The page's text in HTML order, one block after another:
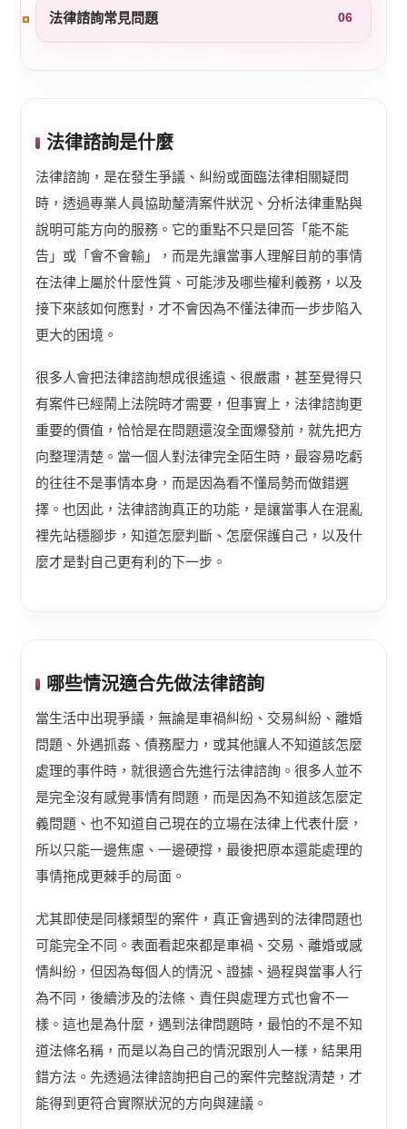
法律諮詢常見問題 06
法律諮詢是什麼
法律諮詢，是在發生爭議、糾紛或面臨法律相關疑問
時，透過專業人員協助釐清案件狀況、分析法律重點與
說明可能方向的服務。它的重點不只是回答「能不能
告」或「會不會輸」，而是先讓當事人理解目前的事情
在法律上屬於什麼性質、可能涉及哪些權利義務，以及
接下來該如何應對，才不會因為不懂法律而一步步陷入
更大的困境。
很多人會把法律諮詢想成很遙遠、很嚴肅，甚至覺得只
有案件已經鬧上法院時才需要，但事實上，法律諮詢更
重要的價值，恰恰是在問題還沒全面爆發前，就先把方
向整理清楚。當一個人對法律完全陌生時，最容易吃虧
的往往不是事情本身，而是因為看不懂局勢而做錯選
擇。也因此，法律諮詢真正的功能，是讓當事人在混亂
裡先站穩腳步，知道怎麼判斷、怎麼保護自己，以及什
麼才是對自己更有利的下一步。
哪些情況適合先做法律諮詢
當生活中出現爭議，無論是車禍糾紛、交易糾紛、離婚
問題、外遇抓姦、債務壓力，或其他讓人不知道該怎麼
處理的事件時，就很適合先進行法律諮詢。很多人並不
是完全沒有感覺事情有問題，而是因為不知道該怎麼定
義問題、也不知道自己現在的立場在法律上代表什麼，
所以只能一邊焦慮、一邊硬撐，最後把原本還能處理的
事情拖成更棘手的局面。
尤其即使是同樣類型的案件，真正會遇到的法律問題也
可能完全不同。表面看起來都是車禍、交易、離婚或感
情糾紛，但因為每個人的情況、證據、過程與當事人行
為不同，後續涉及的法條、責任與處理方式也會不一
樣。這也是為什麼，遇到法律問題時，最怕的不是不知
道法條名稱，而是以為自己的情況跟別人一樣，結果用
錯方法。先透過法律諮詢把自己的案件完整說清楚，才
能得到更符合實際狀況的方向與建議。